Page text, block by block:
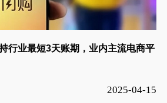
行业最短3天账期，业内主流电商平
2025-04-15